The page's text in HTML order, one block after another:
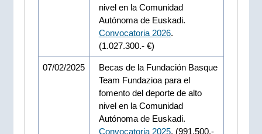
nivel en la Comunidad
Autónoma de Euskadi.
Convocatoria 2026.
(1.027.300.- €)
07/02/2025
Becas de la Fundación Basque
Team Fundazioa para el
fomento del deporte de alto
nivel en la Comunidad
Autónoma de Euskadi.
Convocatoria 2025. (991.500.-